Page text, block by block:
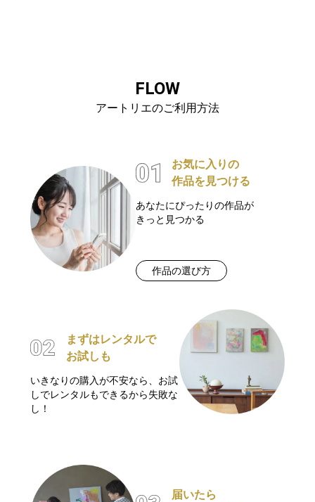
FLOW
アートリエのご利用方法
お気に入りの
作品を見つける
あなたにぴったりの作品が
きっと見つかる
作品の選び方
まずはレンタルで
お試しも
いきなりの購入が不安なら、お試
しでレンタルもできるから失敗な
し！
届いたら